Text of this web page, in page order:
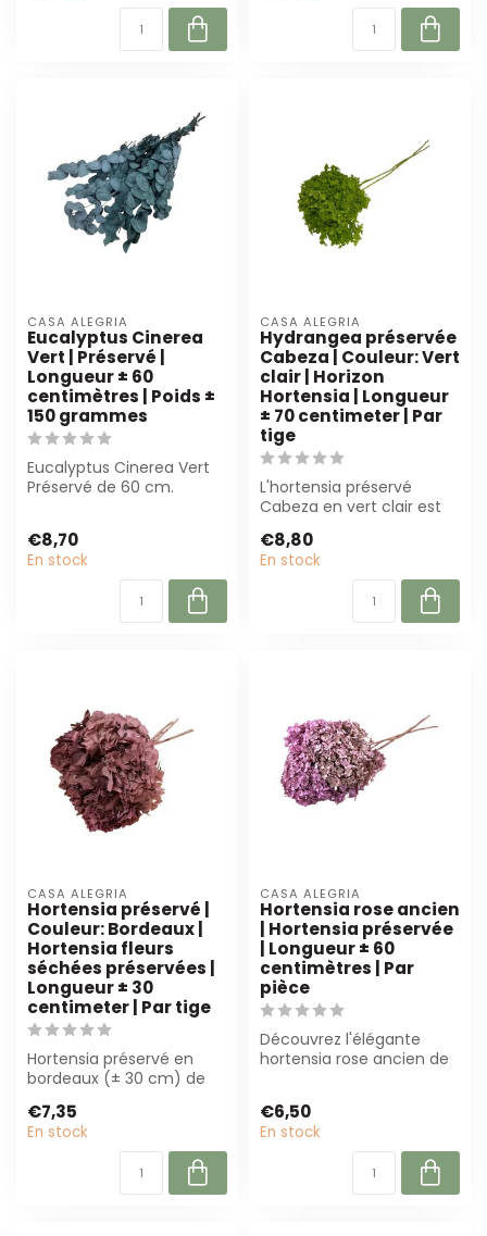
CASA ALEGRIA
Eucalyptus Cinerea
Vert | Préservé |
Longueur ± 60
centimètres | Poids ±
150 grammes
Eucalyptus Cinerea Vert
Préservé de 60 cm.
€8,70
En stock
CASA ALEGRIA
Hydrangea préservée
Cabeza | Couleur: Vert
clair | Horizon
Hortensia | Longueur
± 70 centimeter | Par
tige
L'hortensia préservé
Cabeza en vert clair est
compositions flor...
€8,80
En stock
CASA ALEGRIA
Hortensia préservé |
Couleur: Bordeaux |
Hortensia fleurs
séchées préservées |
Longueur ± 30
centimeter | Par tige
Hortensia préservé en
bordeaux (± 30 cm) de
l'art flo...
€7,35
En stock
CASA ALEGRIA
Hortensia rose ancien
| Hortensia préservée
| Longueur ± 60
centimètres | Par
pièce
Découvrez l'élégante
hortensia rose ancien de
€6,50
En stock